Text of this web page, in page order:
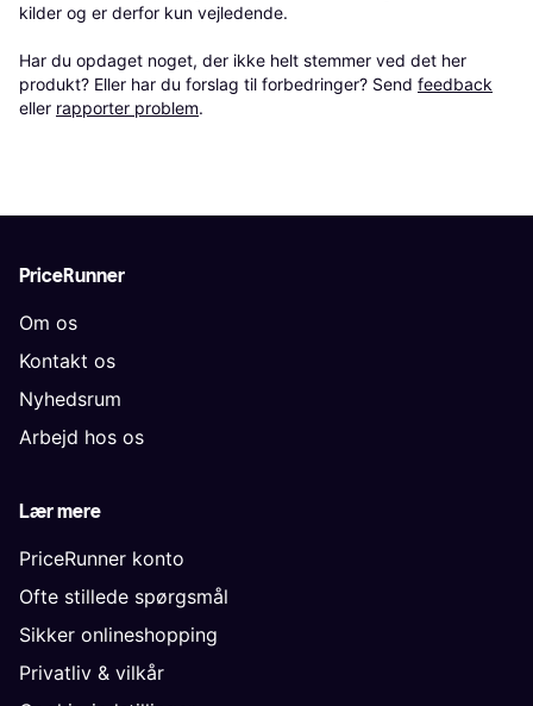
kilder og er derfor kun vejledende.
Har du opdaget noget, der ikke helt stemmer ved det her
produkt? Eller har du forslag til forbedringer? Send feedback
eller rapporter problem.
PriceRunner
Om os
Kontakt os
Nyhedsrum
Arbejd hos os
Lær mere
PriceRunner konto
Ofte stillede spørgsmål
Sikker onlineshopping
Privatliv & vilkår